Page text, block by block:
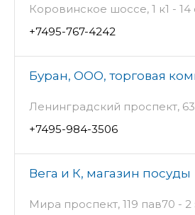
Коровинское шоссе, 1 к1 -
+7495-767-4242
Буран, ООО, торговая
Ленинградский проспект,
+7495-984-3506
Вега и К, магазин посуды
Мира проспект, 119 пав70 - 2